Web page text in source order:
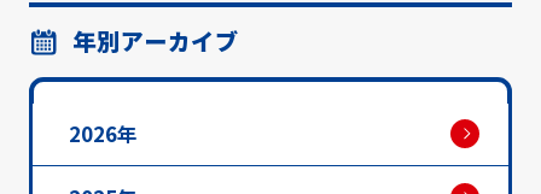
年別アーカイブ
2026年